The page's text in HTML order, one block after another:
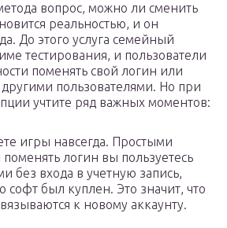
вопрос, можно ли сменить
реальностью, и он
До этого услуга семейный
тестирования, и пользователи
поменять свой логин или
другими пользователями. Но при
учтите ряд важных моментов:
игры навсегда. Простыми
логин вы пользуетесь
без входа в учетную запись,
софт был куплен. Это значит, что
к новому аккаунту.